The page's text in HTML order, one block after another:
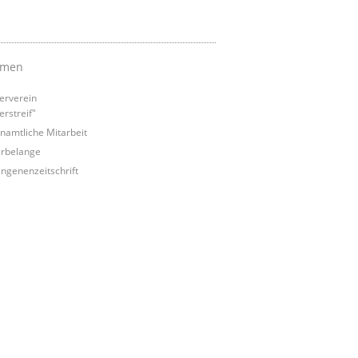
Mitarbeit